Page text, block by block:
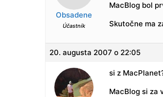
Obsadene
Účastník
MacBlog bol
Skutočne ma
20. augusta 2007 o 22:05
si z
MacBlog si za